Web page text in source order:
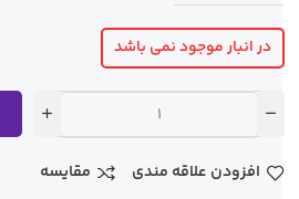
در انبار موجود نمی باشد
افزودن علاقه مندی مقایسه